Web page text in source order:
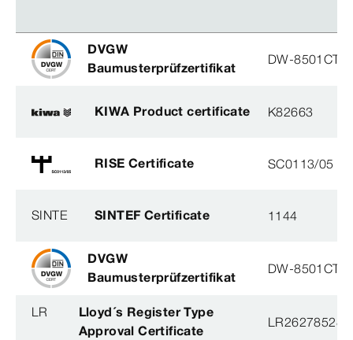
DVGW
Baumusterprüfzertifikat
DW-
KIWA Product certificate K82663
RISE Certificate SC0113/05
SINTE SINTEF Certificate 1144
DVGW
Baumusterprüfzertifikat
DW-
LR
Lloyd´s Register Type
Approval Certificate